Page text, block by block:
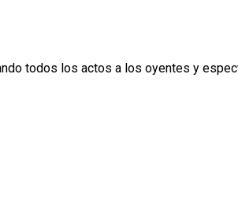
todos los actos a los oyentes y